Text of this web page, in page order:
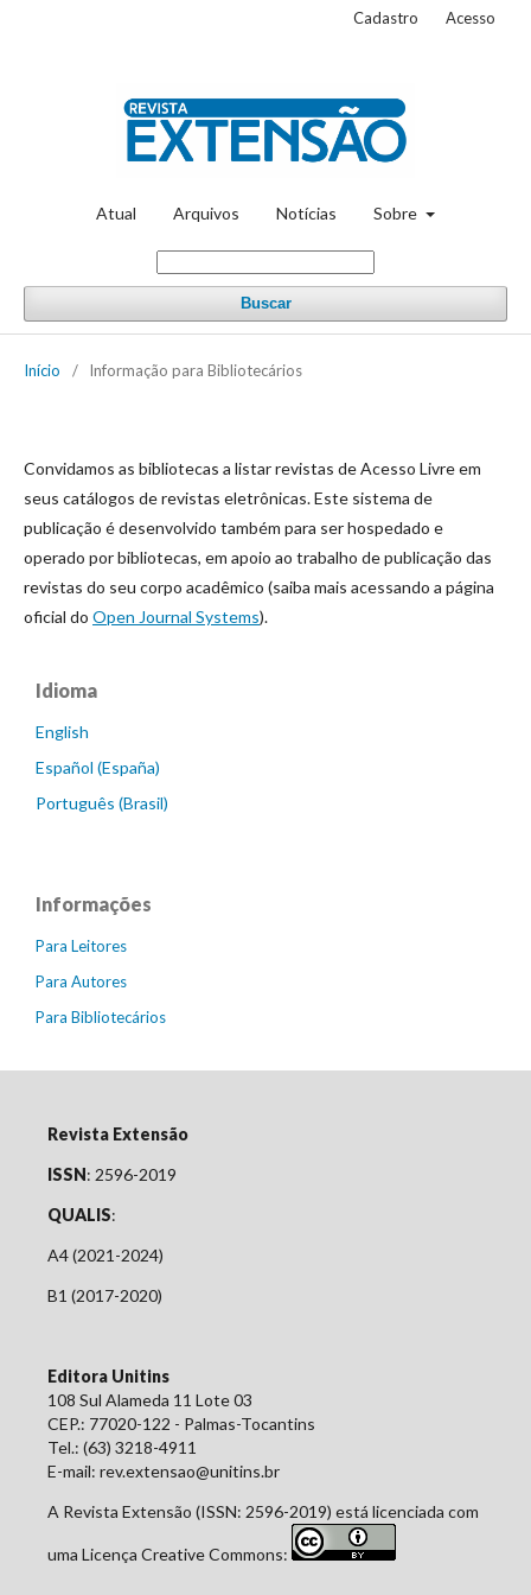
Atual Arquivos Notícias Sobre
Buscar
Cadastro Acesso
Início / Informação para Bibliotecários
Convidamos as bibliotecas a listar revistas de Acesso Livre em
seus catálogos de revistas eletrônicas. Este sistema de
publicação é desenvolvido também para ser hospedado e
operado por bibliotecas, em apoio ao trabalho de publicação das
revistas do seu corpo acadêmico (saiba mais acessando a página
oficial do Open Journal Systems).
Idioma
English
Español (España)
Português (Brasil)
Informações
Para Leitores
Para Autores
Para Bibliotecários
Revista Extensão
ISSN: 2596-2019
QUALIS:
A4 (2021-2024)
B1 (2017-2020)
Editora Unitins
108 Sul Alameda 11 Lote 03
CEP.: 77020-122 - Palmas-Tocantins
Tel.: (63) 3218-4911
E-mail: rev.extensao@unitins.br
A Revista Extensão (ISSN: 2596-2019) está licenciada com
uma Licença Creative Commons: